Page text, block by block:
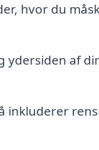
hvor du
ydersiden af
inkluderer